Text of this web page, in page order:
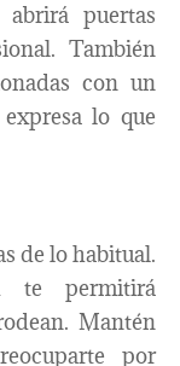
puertas
También
con un
lo que
de lo habitual.
te permitirá
Mantén
por